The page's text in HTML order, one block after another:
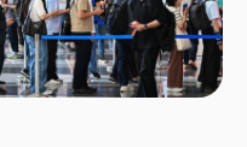
서 실행으로(From
휴머노이드·에이전틱 AI·
, AI 폭주를 막기 위한 안전